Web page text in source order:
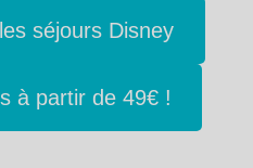
séjours Disney
à partir de 49€ !